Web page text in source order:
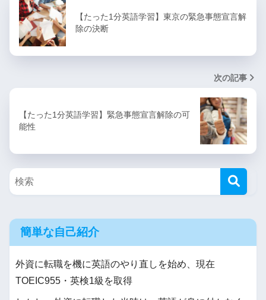
【たった1分英語学習】東京の緊急事態宣言解
除の決断
次の記事
【たった1分英語学習】緊急事態宣言解除の可
能性
簡単な自己紹介
外資に転職を機に英語のやり直しを始め、現在
TOEIC955・英検1級を取得